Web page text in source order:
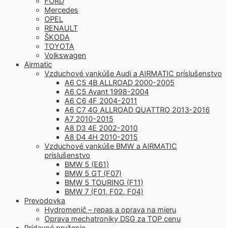
Mercedes
OPEL
RENAULT
ŠKODA
TOYOTA
Volkswagen
Airmatic
Vzduchové vankúše Audi a AIRMATIC príslušenstvo
A6 C5 4B ALLROAD 2000-2005
A6 C5 Avant 1998-2004
A6 C6 4F 2004-2011
A6 C7 4G ALLROAD QUATTRO 2013-2016
A7 2010-2015
A8 D3 4E 2002-2010
A8 D4 4H 2010-2015
Vzduchové vankúše BMW a AIRMATIC
príslušenstvo
BMW 5 (E61)
BMW 5 GT (F07)
BMW 5 TOURING (F11)
BMW 7 (F01, F02, F04)
Prevodovka
Hydromenič – repas a oprava na mieru
Oprava mechatroniky DSG za TOP cenu